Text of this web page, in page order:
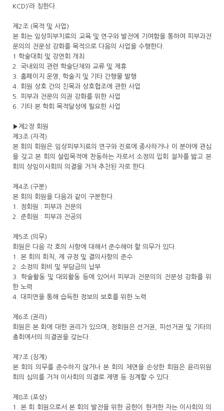
KCD)’라 칭한다.
제2조 (목적 및 사업)
본 회는 임상피부치료의 교육 및 연구와 발전에 기여함을 통하여 피부과전
문의의 전문성 강화를 목적으로 다음의 사업을 수행한다.
1 학술대회 및 강연회 개최
2. 국내외의 관련 학술단체와 교류 및 제휴
3. 홈페이지 운영, 학술지 및 기타 간행물 발행
4. 회원 상호 간의 친목과 상호협조에 관한 사업
5. 피부과 전문의 의권 강화를 위한 사업
6. 기타 본 학회 목적달성에 필요한 사업
▶제2장 회원
제3조 (자격)
본 회의 회원은 임상피부치료의 연구와 진료에 종사하거나 이 분야에 관심
을 갖고 본 회의 설립목적에 찬동하는 자로서 소정의 입회 절차를 밟고 본
회의 상임이사회의 의결을 거쳐 추천된 자로 한다.
제4조 (구분)
본 회의 회원을 다음과 같이 구분한다.
1. 정회원 : 피부과 전문의
2. 준회원 : 피부과 전공의
제5조 (의무)
회원은 다음 각 호의 사항에 대해서 준수해야 할 의무가 있다.
1. 본 회의 회칙, 제 규정 및 결의사항의 준수
2. 소정의 회비 및 부담금의 납부
3. 학술활동 및 대외활동 등에 있어서 피부과 전문의의 전문성 강화를 위
한 노력
4. 대피연을 통해 습득한 정보의 보호를 위한 노력
제6조 (권리)
회원은 본 회에 대한 권리가 있으며, 정회원은 선거권, 피선거권 및 기타의
총회에서의 의결권을 갖는다.
제7조 (징계)
본 회의 의무를 준수하지 않거나 본 회의 체면을 손상한 회원은 윤리위원
회의 심의를 거쳐 이사회의 의결로 제명 등 징계할 수 있다.
제8조 (포상)
1. 본 회 회원으로서 본 회의 발전을 위한 공헌이 현저한 자는 이사회의 의